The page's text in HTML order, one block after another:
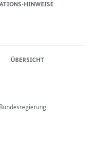
HINWEISE
ÜBERSICHT